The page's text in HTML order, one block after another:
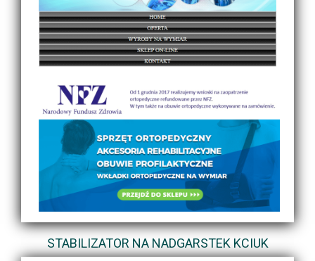
STABILIZATOR NA NADGARSTEK KCIUK